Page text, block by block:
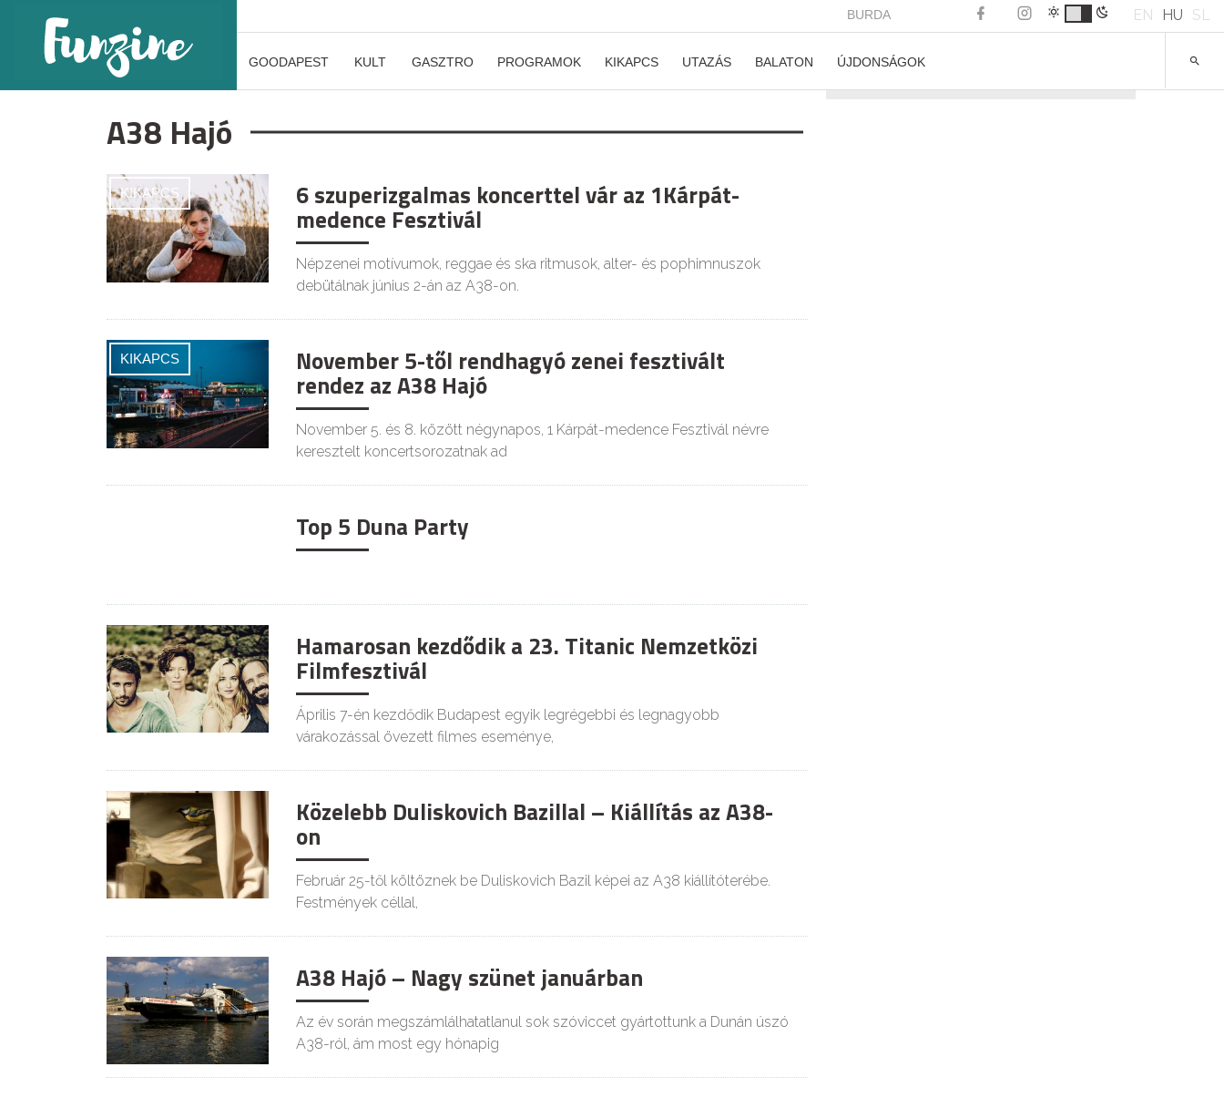
BURDA EN HU SL
GOODAPEST KULT GASZTRO PROGRAMOK KIKAPCS UTAZÁS BALATON ÚJDONSÁGOK
A38 Hajó
KIKAPCS 6 szuperizgalmas koncerttel vár az 1Kárpát-
medence Fesztivál
Népzenei motívumok, reggae és ska ritmusok, alter- és pophimnuszok
debütálnak június 2-án az A38-on.
KIKAPCS November 5-től rendhagyó zenei fesztivált
rendez az A38 Hajó
November 5. és 8. között négynapos, 1 Kárpát-medence Fesztivál névre
keresztelt koncertsorozatnak ad
Top 5 Duna Party
Hamarosan kezdődik a 23. Titanic Nemzetközi
Filmfesztivál
Április 7-én kezdődik Budapest egyik legrégebbi és legnagyobb
várakozással övezett filmes eseménye,
Közelebb Duliskovich Bazillal – Kiállítás az A38-
on
Február 25-től költöznek be Duliskovich Bazil képei az A38 kiállítóterébe.
Festmények céllal,
A38 Hajó – Nagy szünet januárban
Az év során megszámlálhatatlanul sok szóviccet gyártottunk a Dunán úszó
A38-ról, ám most egy hónapig